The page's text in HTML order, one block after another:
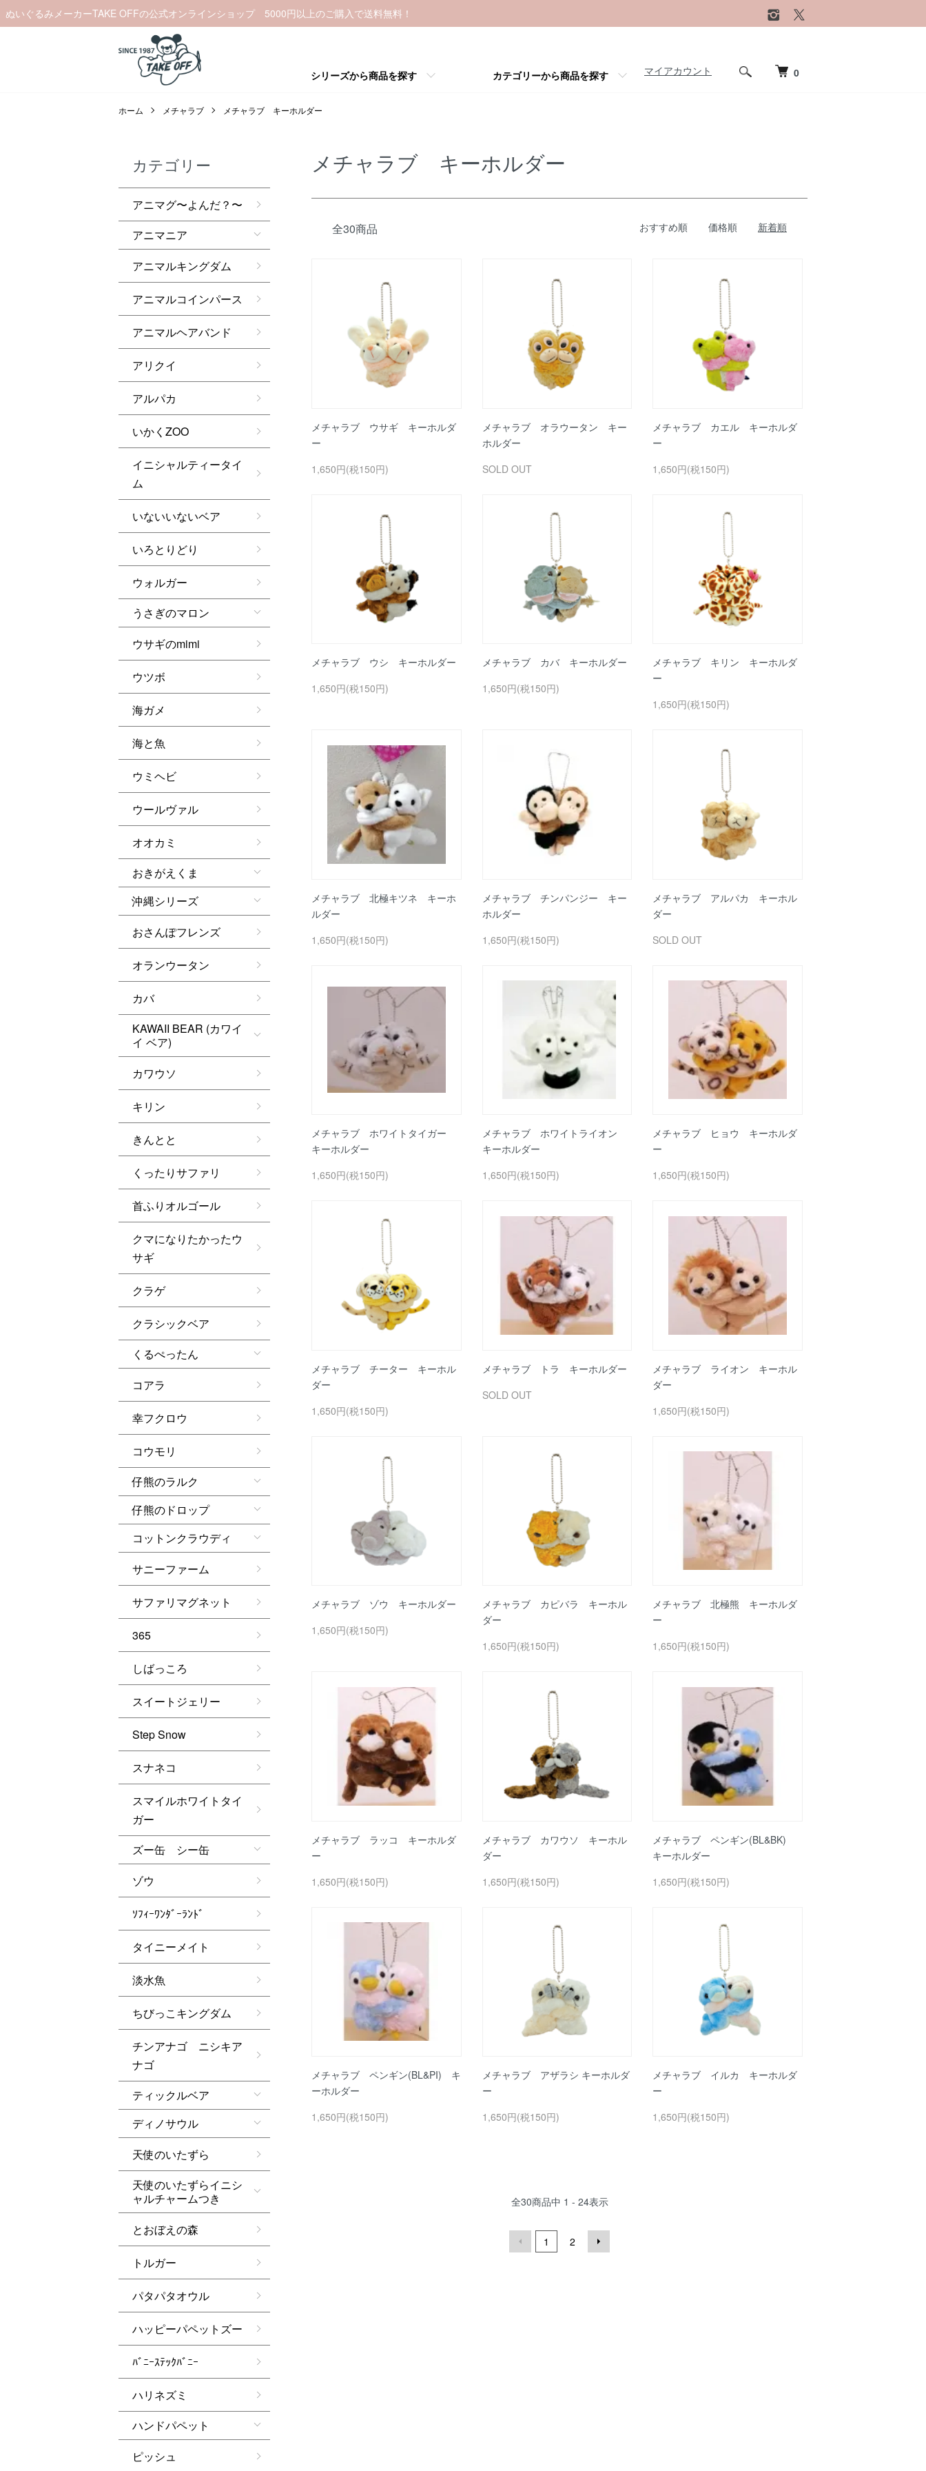
ぬいぐるみメーカーTAKE OFFの公式オンラインショップ 5000円以上のご購入で送料無料！
マイアカウント 0
シリーズから商品を探す カテゴリーから商品を探す
ホーム メチャラブ メチャラブ キーホルダー
メチャラブ キーホルダー
全30商品 おすすめ順 価格順 新着順
メチャラブ ウサギ キーホルダ
ー
1,650円(税150円)
メチャラブ オラウータン キー
ホルダー
SOLD OUT
メチャラブ カエル キーホルダ
ー
1,650円(税150円)
メチャラブ ウシ キーホルダー
1,650円(税150円)
メチャラブ カバ キーホルダー
1,650円(税150円)
メチャラブ キリン キーホルダ
ー
1,650円(税150円)
メチャラブ 北極キツネ キーホ
ルダー
1,650円(税150円)
メチャラブ チンパンジー キー
ホルダー
1,650円(税150円)
メチャラブ アルパカ キーホル
ダー
SOLD OUT
メチャラブ ホワイトタイガー
キーホルダー
1,650円(税150円)
メチャラブ ホワイトライオン
キーホルダー
1,650円(税150円)
メチャラブ ヒョウ キーホルダ
ー
1,650円(税150円)
メチャラブ チーター キーホル
ダー
1,650円(税150円)
メチャラブ トラ キーホルダー
SOLD OUT
メチャラブ ライオン キーホル
ダー
1,650円(税150円)
メチャラブ ゾウ キーホルダー
1,650円(税150円)
メチャラブ カピバラ キーホル
ダー
1,650円(税150円)
メチャラブ 北極熊 キーホルダ
ー
1,650円(税150円)
メチャラブ ラッコ キーホルダ
ー
1,650円(税150円)
メチャラブ カワウソ キーホル
ダー
1,650円(税150円)
メチャラブ ペンギン(BL&BK)
キーホルダー
1,650円(税150円)
メチャラブ ペンギン(BL&PI) キ
ーホルダー
1,650円(税150円)
メチャラブ アザラシ キーホルダ
ー
1,650円(税150円)
メチャラブ イルカ キーホルダ
ー
1,650円(税150円)
全30商品中 1 - 24表示
1 2
カテゴリー
アニマグ〜よんだ？〜
アニマニア
アニマルキングダム
アニマルコインパース
アニマルヘアバンド
アリクイ
アルパカ
いかくZOO
イニシャルティータイ
ム
いないいないベア
いろとりどり
ウォルガー
うさぎのマロン
ウサギのmimi
ウツボ
海ガメ
海と魚
ウミヘビ
ウールヴァル
オオカミ
おきがえくま
沖縄シリーズ
おさんぽフレンズ
オランウータン
カバ
KAWAII BEAR (カワイ
イ ベア)
カワウソ
キリン
きんとと
くったりサファリ
首ふりオルゴール
クマになりたかったウ
サギ
クラゲ
クラシックベア
くるぺったん
コアラ
幸フクロウ
コウモリ
仔熊のラルク
仔熊のドロップ
コットンクラウディ
サニーファーム
サファリマグネット
365
しばっころ
スイートジェリー
Step Snow
スナネコ
スマイルホワイトタイ
ガー
ズー缶 シー缶
ゾウ
ｿﾌｨｰﾜﾝﾀﾞｰﾗﾝﾄﾞ
タイニーメイト
淡水魚
ちびっこキングダム
チンアナゴ ニシキア
ナゴ
ティックルベア
ディノサウル
天使のいたずら
天使のいたずらイニシ
ャルチャームつき
とおぼえの森
トルガー
パタパタオウル
ハッピーパペットズー
ﾊﾞﾆｰｽﾃｯｸﾊﾞﾆｰ
ハリネズミ
ハンドパペット
ピッシュ